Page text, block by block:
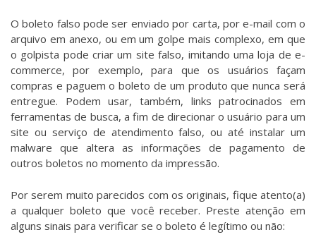
O boleto falso pode ser enviado por carta, por e-mail com o
arquivo em anexo, ou em um golpe mais complexo, em que
o golpista pode criar um site falso, imitando uma loja de e-
commerce, por exemplo, para que os usuários façam
compras e paguem o boleto de um produto que nunca será
entregue. Podem usar, também, links patrocinados em
ferramentas de busca, a fim de direcionar o usuário para um
site ou serviço de atendimento falso, ou até instalar um
malware que altera as informações de pagamento de
outros boletos no momento da impressão.
Por serem muito parecidos com os originais, fique atento(a)
a qualquer boleto que você receber. Preste atenção em
alguns sinais para verificar se o boleto é legítimo ou não: